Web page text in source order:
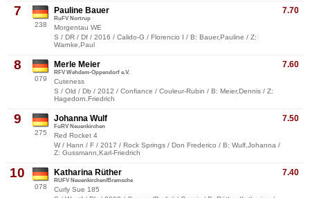
7
238
7.70
Pauline Bauer
RuFV Nortrup
Morgentau WE
S / DR / Df / 2016 / Calido-G / Florencio I / B: Bauer,Pauline / Z:
Warnke,Paul
8
079
7.60
Merle Meier
RFV Wehdem-Oppendorf e.V.
Cuteness
S / Old / Db / 2012 / Confiance / Couleur-Rubin / B: Meier,Dennis / Z:
Hagedorn,Friedrich
9
275
7.50
Johanna Wulf
FuRV Neuenkirchen
Red Rocket 4
W / Hann / F / 2017 / Rock Springs / Don Frederico / B: Wulf,Johanna /
Z: Gussmann,Karl-Friedrich
10
078
7.40
Katharina Rüther
RUFV Neuenkirchen/Bramsche
Curly Sue 185